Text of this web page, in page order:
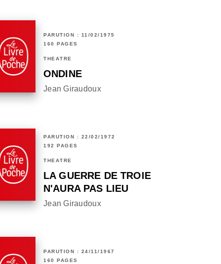
PARUTION : 11/02/1975
160 PAGES
THÉÂTRE
ONDINE
Jean Giraudoux
PARUTION : 22/02/1972
192 PAGES
THÉÂTRE
LA GUERRE DE TROIE
N'AURA PAS LIEU
Jean Giraudoux
PARUTION : 24/11/1967
160 PAGES